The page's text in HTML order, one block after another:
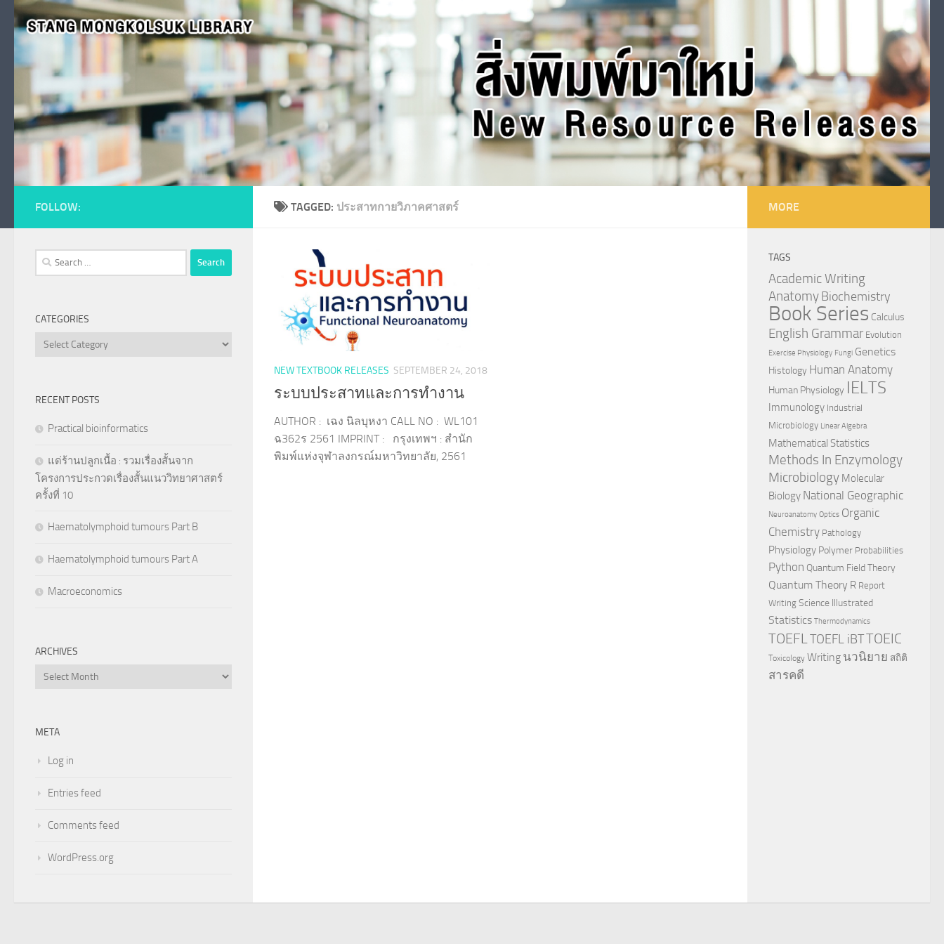
Skip to content
TAGGED: ประสาทกายวิภาคศาสตร์
NEW TEXTBOOK RELEASES SEPTEMBER 24, 2018
ระบบประสาทและการทำงาน
AUTHOR : เฉง นิลบุหงา CALL NO : WL101
ฉ362ร 2561 IMPRINT : กรุงเทพฯ : สำนัก
พิมพ์แห่งจุฬาลงกรณ์มหาวิทยาลัย, 2561
FOLLOW:
Search
for:
CATEGORIES
Categories
RECENT POSTS
Practical bioinformatics
แด่ร้านปลูกเนื้อ : รวมเรื่องสั้นจาก
โครงการประกวดเรื่องสั้นแนววิทยาศาสตร์
ครั้งที่ 10
Haematolymphoid tumours Part B
Haematolymphoid tumours Part A
Macroeconomics
ARCHIVES
Archives
META
Log in
Entries feed
Comments feed
WordPress.org
MORE
TAGS
Academic Writing
AnatomyBiochemistry
Book Series Calculus
English Grammar Evolution
Exercise Physiology Fungi Genetics
Histology Human Anatomy
Human Physiology IELTS
Immunology Industrial
Microbiology Linear Algebra
Mathematical Statistics
Methods In Enzymology
Microbiology Molecular
Biology National Geographic
Neuroanatomy Optics Organic
Chemistry Pathology
Physiology Polymer Probabilities
Python Quantum Field Theory
Quantum Theory R Report
Writing Science Illustrated
Statistics Thermodynamics
TOEFL TOEFL iBTTOEIC
Toxicology Writing นวนิยาย สถิติ
สารคดี